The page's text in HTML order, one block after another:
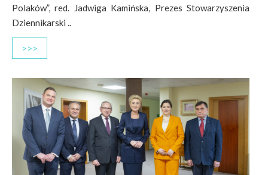
Polaków”, red. Jadwiga Kamińska, Prezes Stowarzyszenia
Dziennikarski ..
>>>